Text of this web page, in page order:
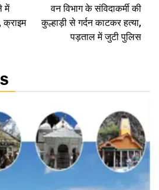
में
क्राइम
वन विभाग के संविदाकर्मी की
कुल्हाड़ी से गर्दन काटकर हत्या,
पड़ताल में जुटी पुलिस